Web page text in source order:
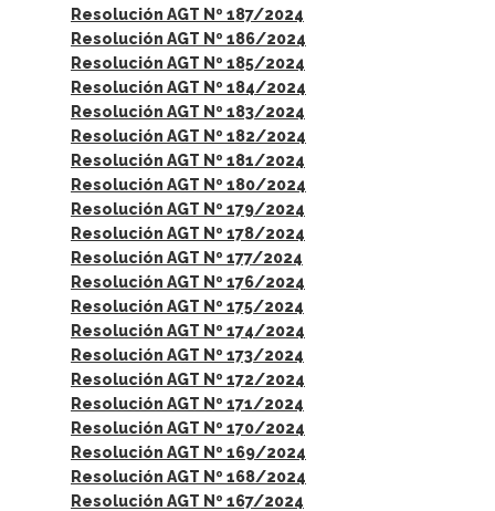
Resolución AGT Nº 187/2024
Resolución AGT Nº 186/2024
Resolución AGT Nº 185/2024
Resolución AGT Nº 184/2024
Resolución AGT Nº 183/2024
Resolución AGT Nº 182/2024
Resolución AGT Nº 181/2024
Resolución AGT Nº 180/2024
Resolución AGT Nº 179/2024
Resolución AGT Nº 178/2024
Resolución AGT Nº 177/2024
Resolución AGT Nº 176/2024
Resolución AGT Nº 175/2024
Resolución AGT Nº 174/2024
Resolución AGT Nº 173/2024
Resolución AGT Nº 172/2024
Resolución AGT Nº 171/2024
Resolución AGT Nº 170/2024
Resolución AGT Nº 169/2024
Resolución AGT Nº 168/2024
Resolución AGT Nº 167/2024